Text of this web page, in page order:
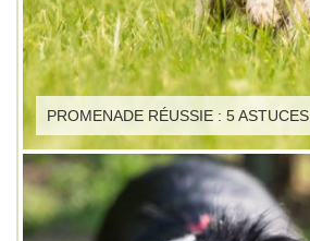
PROMENADE RÉUSSIE : 5 ASTUCES